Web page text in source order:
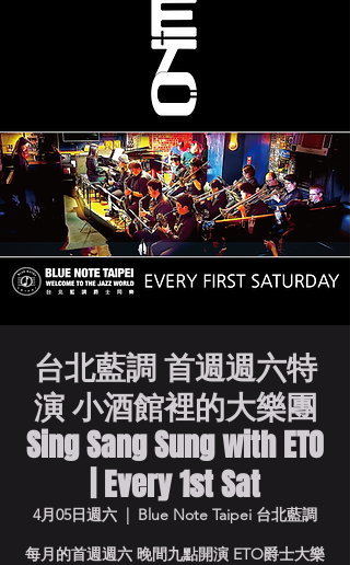
台北藍調 首週週六特
演 小酒館裡的大樂團
Sing Sang Sung with ETO
| Every 1st Sat
4月05日週六
  |
Blue Note Taipei 台北藍調
每月的首週週六 晚間九點開演 ETO爵士大樂